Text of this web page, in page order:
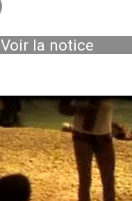
Voir la notice